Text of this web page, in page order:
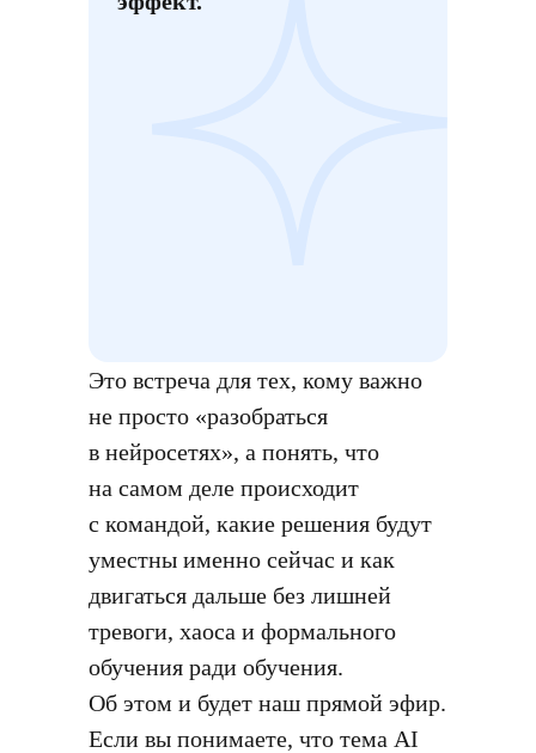
Это встреча для тех, кому важно
не просто «разобраться
в нейросетях», а понять, что
на самом деле происходит
с командой, какие решения будут
уместны именно сейчас и как
двигаться дальше без лишней
тревоги, хаоса и формального
обучения ради обучения.
Об этом и будет наш прямой эфир.
Если вы понимаете, что тема AI